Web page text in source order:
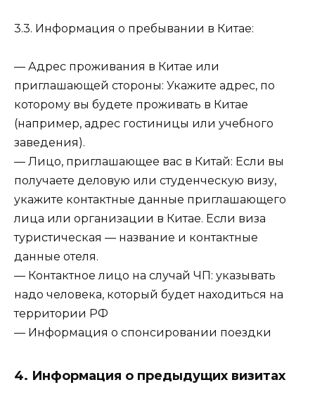
3.3. Информация о пребывании в Китае:
— Адрес проживания в Китае или
приглашающей стороны: Укажите адрес, по
которому вы будете проживать в Китае
(например, адрес гостиницы или учебного
заведения).
— Лицо, приглашающее вас в Китай: Если вы
получаете деловую или студенческую визу,
укажите контактные данные приглашающего
лица или организации в Китае. Если виза
туристическая — название и контактные
данные отеля.
— Контактное лицо на случай ЧП: указывать
надо человека, который будет находиться на
территории РФ
— Информация о спонсировании поездки
4. Информация о предыдущих визитах